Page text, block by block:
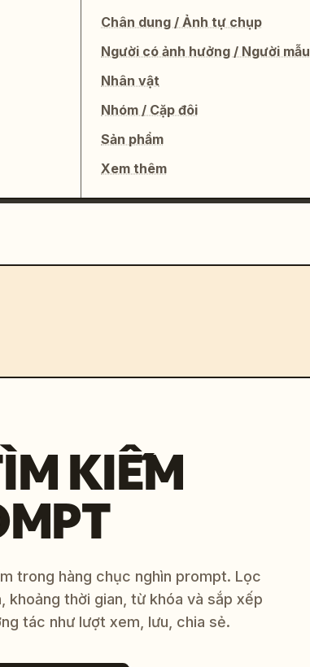
Chân dung / Ảnh tự chụp
Người có ảnh hưởng / Người mẫu
Nhân vật
Nhóm / Cặp đôi
Sản phẩm
Xem thêm
KIẾM
trong hàng chục nghìn prompt. Lọc
khoảng thời gian, từ khóa và sắp xếp
tác như lượt xem, lưu, chia sẻ.